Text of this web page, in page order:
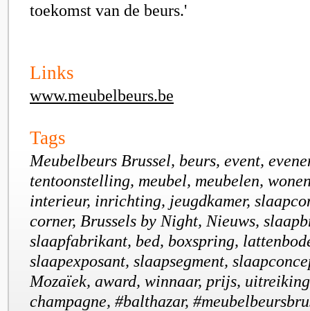
toekomst van de beurs.'
Links
www.meubelbeurs.be
Tags
Meubelbeurs Brussel, beurs, event,
tentoonstelling, meubel, meubelen,
interieur, inrichting, jeugdkamer,
corner, Brussels by Night, Nieuws,
slaapfabrikant, bed, boxspring,
slaapexposant, slaapsegment,
Mozaïek, award, winnaar, prijs,
champagne, #balthazar,